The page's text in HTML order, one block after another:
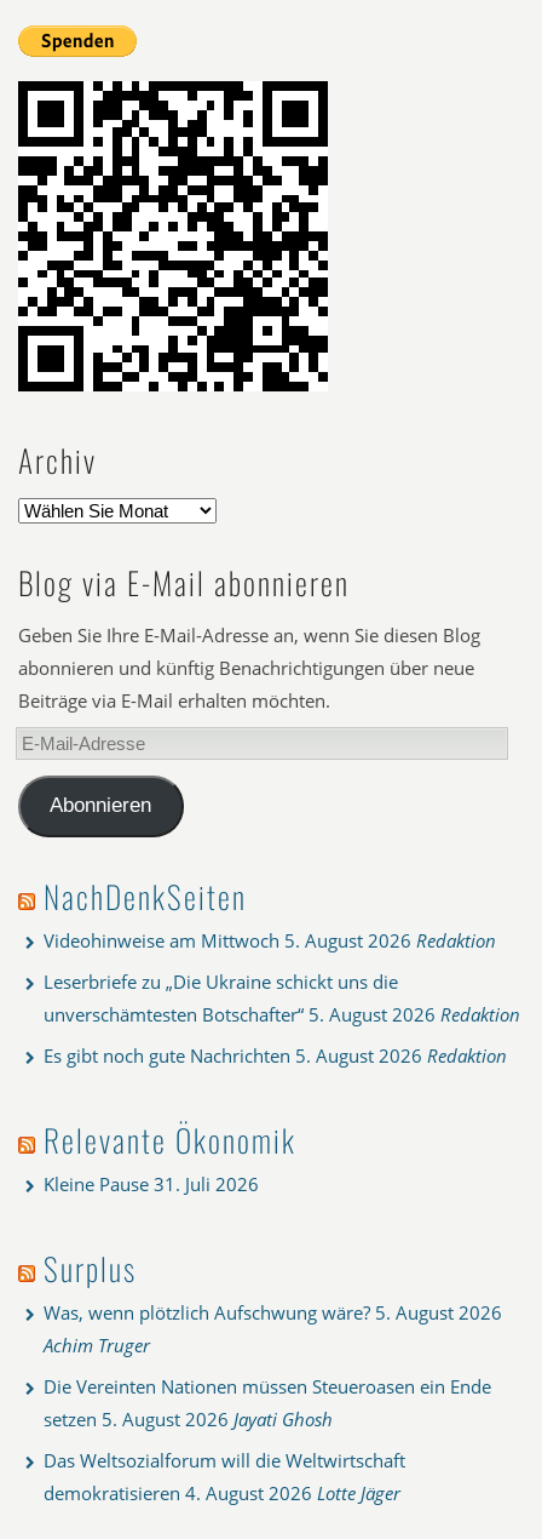
Archiv
Blog via E-Mail abonnieren
Geben Sie Ihre E-Mail-Adresse an, wenn Sie diesen Blog
abonnieren und künftig Benachrichtigungen über neue
Beiträge via E-Mail erhalten möchten.
E-
Mail-
AdresseAbonnieren
NachDenkSeiten
Videohinweise am Mittwoch 5. August 2026 Redaktion
Leserbriefe zu „Die Ukraine schickt uns die
unverschämtesten Botschafter“ 5. August 2026 Redaktion
Es gibt noch gute Nachrichten 5. August 2026 Redaktion
Relevante Ökonomik
Kleine Pause 31. Juli 2026
Surplus
Was, wenn plötzlich Aufschwung wäre? 5. August 2026
Achim Truger
Die Vereinten Nationen müssen Steueroasen ein Ende
setzen 5. August 2026 Jayati Ghosh
Das Weltsozialforum will die Weltwirtschaft
demokratisieren 4. August 2026 Lotte Jäger